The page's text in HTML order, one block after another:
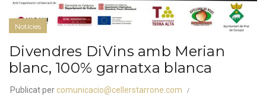
Notícies
Divendres DiVins amb Merian
blanc, 100% garnatxa blanca
Publicat per comunicacio@cellerstarrone.com